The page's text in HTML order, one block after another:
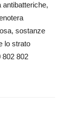
antibatteriche,
sostanze
lo strato
802 802